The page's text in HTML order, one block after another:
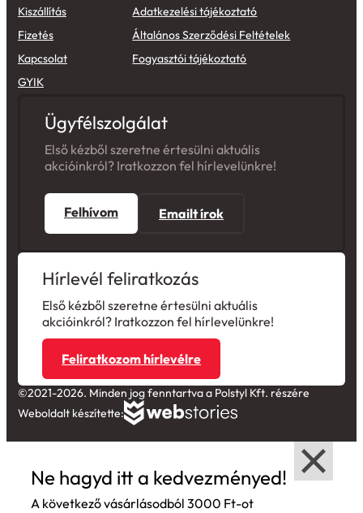
Kiszállítás
Fizetés
Kapcsolat
GYIK
Adatkezelési tájékoztató
Általános Szerződési Feltételek
Fogyasztói tájékoztató
Ügyfélszolgálat
Első kézből szeretne értesülni aktuális
akcióinkról? Iratkozzon fel hírlevelünkre!
Felhívom Emailt írok
Hírlevél feliratkozás
Első kézből szeretne értesülni aktuális
akcióinkról? Iratkozzon fel hírlevelünkre!
Feliratkozom hírlevélre
©2021-2026. Minden jog fenntartva a Polstyl Kft. részére
Weboldalt készítette:
Ne hagyd itt a kedvezményed!
A következő vásárlásodból 3000 Ft-ot